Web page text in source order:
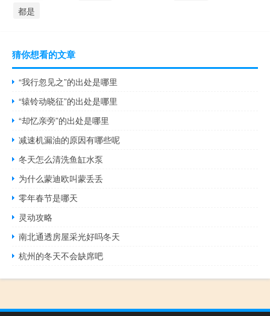
都是
猜你想看的文章
“我行忽见之”的出处是哪里
“辕铃动晓征”的出处是哪里
“却忆亲旁”的出处是哪里
减速机漏油的原因有哪些呢
冬天怎么清洗鱼缸水泵
为什么蒙迪欧叫蒙丢丢
零年春节是哪天
灵动攻略
南北通透房屋采光好吗冬天
杭州的冬天不会缺席吧